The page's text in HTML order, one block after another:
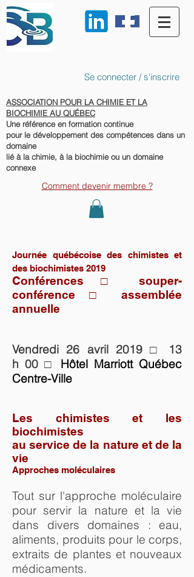
Se connecter / s'inscrire
ASSOCIATION POUR LA CHIMIE ET LA
BIOCHIMIE AU QUÉBEC
Une référence en formation continue
pour le développement des compétences dans un
domaine
lié à la chimie, à la biochimie ou un domaine
connexe
Comment devenir membre ?
Journée québécoise des chimistes et
des biochimistes 2019
Conférences □ souper-
conférence □ assemblée
annuelle
Vendredi 26 avril 2019 □ 13
h 00 □ Hôtel Marriott Québec
Centre-Ville
Les chimistes et les
biochimistes
au service de la nature et de la
vie
Approches moléculaires
Tout sur l'approche moléculaire
pour servir la nature et la vie
dans divers domaines : eau,
aliments, produits pour le corps,
extraits de plantes et nouveaux
médicaments.